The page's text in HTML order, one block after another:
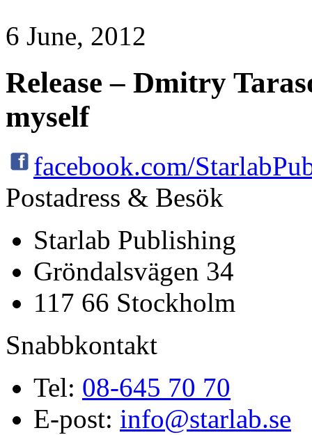
6 June, 2012
Release – Dmitry
myself
facebook.com/
Postadress & Besök
Starlab Publishing
Gröndalsvägen 34
117 66 Stockholm
Snabbkontakt
Tel: 08-645 70 70
E-post: info@starlab.se